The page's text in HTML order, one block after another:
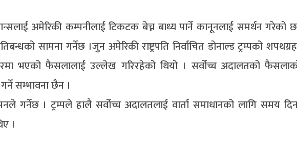
अमेरिकी कम्पनीलाई टिकटक बेच्न बाध्य पार्ने कानूनलाई समर्थन गरेको
सामना गर्नेछ ।जुन अमेरिकी राष्ट्रपति निर्वाचित डोनाल्ड ट्रम्पको
भएको फैसलालाई उल्लेख गरिरहेको थियो । सर्वोच्च अदालतको
सम्भावना छैन ।
गर्नेछ । ट्रम्पले हालै सर्वोच्च अदालतलाई वार्ता समाधानको लागि समय
।